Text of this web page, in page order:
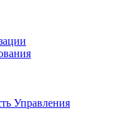
Управления